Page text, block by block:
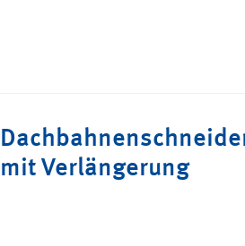
mit Verlängerung